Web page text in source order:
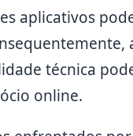
aplicativos
técnica
online.